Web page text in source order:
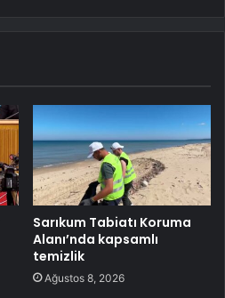
Sarıkum Tabiatı Koruma
Alanı’nda kapsamlı
temizlik
Ağustos 8, 2026